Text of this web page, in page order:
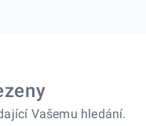
Vašemu hledání.